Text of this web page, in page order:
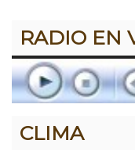
RADIO EN
CLIMA